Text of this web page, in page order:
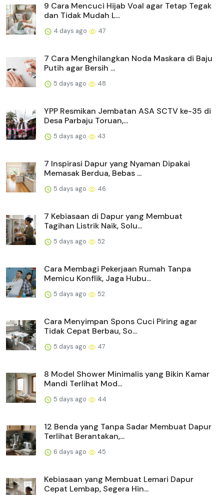
9 Cara Mencuci Hijab Voal agar Tetap Tegak
dan Tidak Mudah L...
4 days ago 47
7 Cara Menghilangkan Noda Maskara di Baju
Putih agar Bersih ...
5 days ago 48
YPP Resmikan Jembatan ASA SCTV ke-35 di
Desa Parbaju Toruan,...
5 days ago 43
7 Inspirasi Dapur yang Nyaman Dipakai
Memasak Berdua, Bebas ...
5 days ago 46
7 Kebiasaan di Dapur yang Membuat
Tagihan Listrik Naik, Solu...
5 days ago 52
Cara Membagi Pekerjaan Rumah Tanpa
Memicu Konflik, Jaga Hubu...
5 days ago 52
Cara Menyimpan Spons Cuci Piring agar
Tidak Cepat Berbau, So...
5 days ago 47
8 Model Shower Minimalis yang Bikin Kamar
Mandi Terlihat Mod...
5 days ago 44
12 Benda yang Tanpa Sadar Membuat Dapur
Terlihat Berantakan,...
6 days ago 45
Kebiasaan yang Membuat Lemari Dapur
Cepat Lembap, Segera Hin...